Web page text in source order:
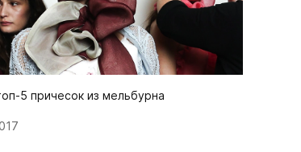
5 причесок из мельбурна